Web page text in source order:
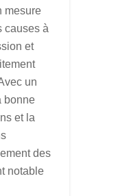
mesure
causes à
et
un
bonne
et la
des
notable